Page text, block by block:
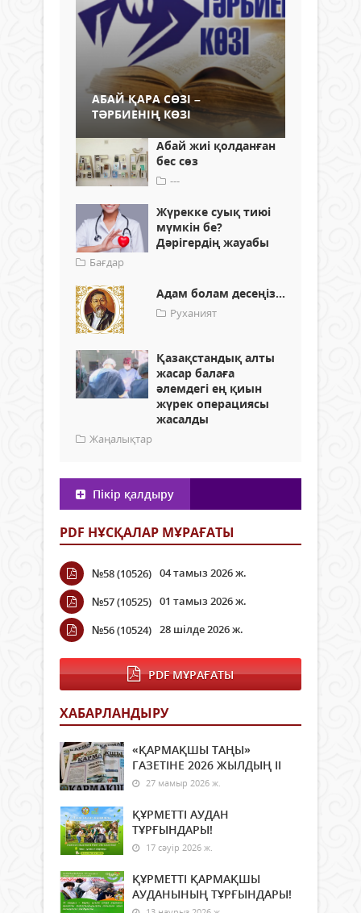
АБАЙ ҚАРА СӨЗІ –
ТӘРБИЕНІҢ КӨЗІ
Абай жиі қолданған
бес сөз
---
Жүрекке суық тиюі
мүмкін бе?
Дәрігердің жауабы
Бағдар
Адам болам десеңіз...
Руханият
Қазақстандық алты
жасар балаға
әлемдегі ең қиын
жүрек операциясы
жасалды
Жаңалықтар
Пікір қалдыру
PDF НҰСҚАЛАР МҰРАҒАТЫ
№58 (10526) 04 тамыз 2026 ж.
№57 (10525) 01 тамыз 2026 ж.
№56 (10524) 28 шілде 2026 ж.
PDF МҰРАҒАТЫ
ХАБАРЛАНДЫРУ
«ҚАРМАҚШЫ ТАҢЫ»
ГАЗЕТІНЕ 2026 ЖЫЛДЫҢ ІI
27 мамыр 2026 ж.
ҚҰРМЕТТІ АУДАН
ТҰРҒЫНДАРЫ!
17 сәуір 2026 ж.
ҚҰРМЕТТІ ҚАРМАҚШЫ
АУДАНЫНЫҢ ТҰРҒЫНДАРЫ!